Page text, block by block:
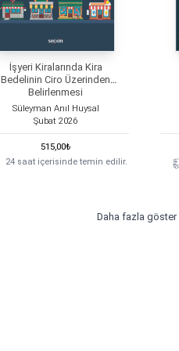
İşyeri Kiralarında Kira
Bedelinin Ciro Üzerinden
Belirlenmesi
Süleyman Anıl Huysal
Şubat 2026
515,00₺
24 saat içerisinde temin edilir.
Daha fazla göster